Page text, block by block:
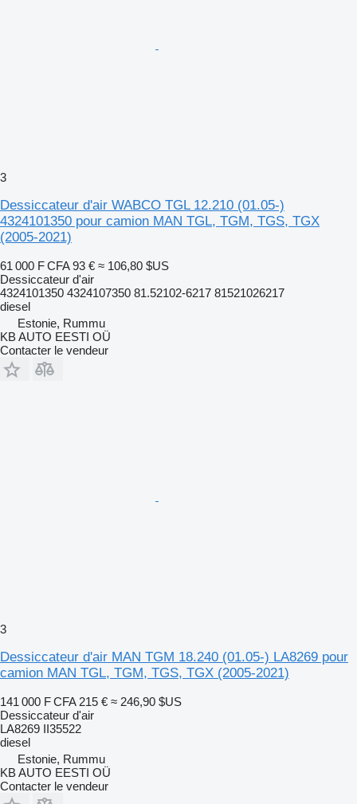
3
Dessiccateur d'air WABCO TGL 12.210 (01.05-)
4324101350 pour camion MAN TGL, TGM, TGS, TGX
(2005-2021)
61 000 F CFA 93 € ≈ 106,80 $US
Dessiccateur d'air
4324101350 4324107350 81.52102-6217 81521026217
diesel
Estonie, Rummu
KB AUTO EESTI OÜ
Contacter le vendeur
3
Dessiccateur d'air MAN TGM 18.240 (01.05-) LA8269 pour
camion MAN TGL, TGM, TGS, TGX (2005-2021)
141 000 F CFA 215 € ≈ 246,90 $US
Dessiccateur d'air
LA8269 II35522
diesel
Estonie, Rummu
KB AUTO EESTI OÜ
Contacter le vendeur